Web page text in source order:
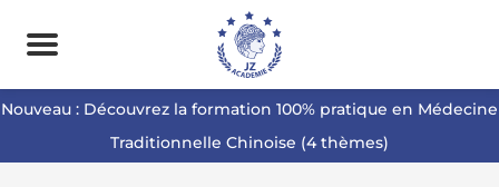
Nouveau : Découvrez la formation 100% pratique en Médecine
Traditionnelle Chinoise (4 thèmes)